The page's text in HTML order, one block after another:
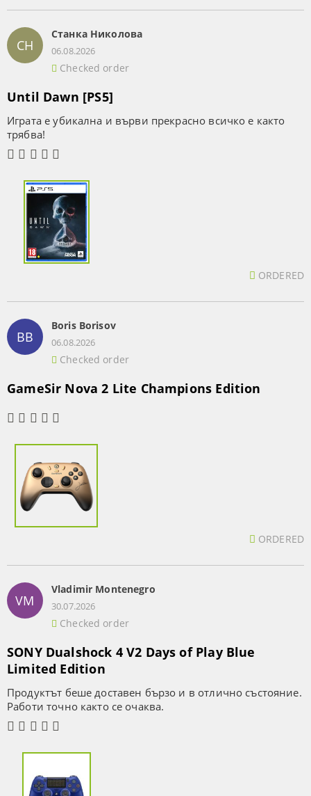
СН
Станка Николова
06.08.2026
Checked order
Until Dawn [PS5]
Играта е убикална и върви прекрасно всичко е както
трябва!
ORDERED
BB
Boris Borisov
06.08.2026
Checked order
GameSir Nova 2 Lite Champions Edition
ORDERED
VM
Vladimir Montenegro
30.07.2026
Checked order
SONY Dualshock 4 V2 Days of Play Blue
Limited Edition
Продуктът беше доставен бързо и в отлично състояние.
Работи точно както се очаква.